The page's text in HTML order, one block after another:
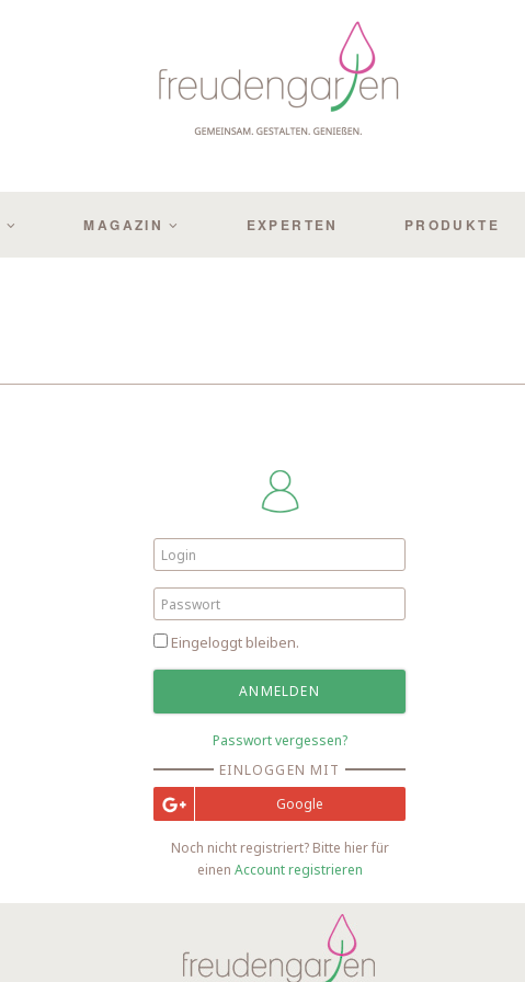
MAGAZIN EXPERTEN PRODUKTE
Eingeloggt bleiben.
Passwort vergessen?
EINLOGGEN MIT
Google
Noch nicht registriert? Bitte hier für
einen Account registrieren